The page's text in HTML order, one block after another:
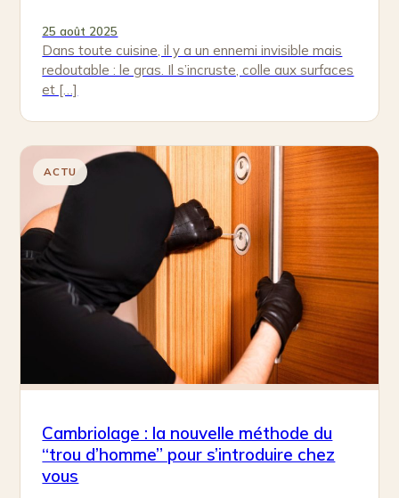
25 août 2025
Dans toute cuisine, il y a un ennemi invisible mais
redoutable : le gras. Il s’incruste, colle aux surfaces
et […]
ACTU
Cambriolage : la nouvelle méthode du
“trou d’homme” pour s’introduire chez
vous